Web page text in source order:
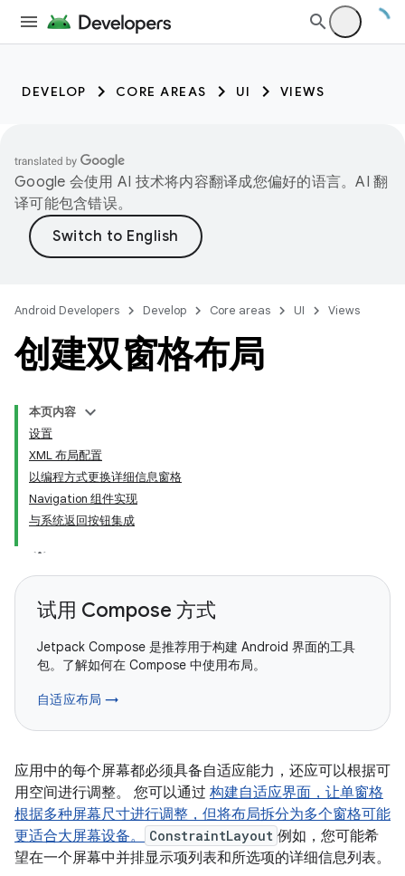
DEVELOP CORE AREAS UI VIEWS
Google 会使用 AI 技术将内容翻译成您偏好的语言。AI 翻
译可能包含错误。
Android Developers Develop Core areas UI Views
创建双窗格布局
本页内容
设置
XML 布局配置
以编程方式更换详细信息窗格
Navigation 组件实现
与系统返回按钮集成
试用 Compose 方式
Jetpack Compose 是推荐用于构建 Android 界面的工具
包。了解如何在 Compose 中使用布局。
自适应布局 →
应用中的每个屏幕都必须具备自适应能力，还应可以根据可
用空间进行调整。 您可以通过 构建自适应界面，让单窗格
根据多种屏幕尺寸进行调整，但将布局拆分为多个窗格可能
更适合大屏幕设备。
ConstraintLayout 例如，您可能希
望在一个屏幕中并排显示项列表和所选项的详细信息列表。